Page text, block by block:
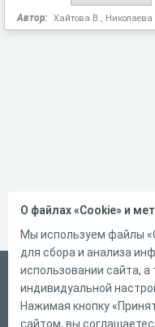
Автор: Хайтова В., Николаева
Русский
Справка
О файлах «Cookie» и
Мы используем файлы
для сбора и анализа
использовании сайта,
индивидуальной
Нажимая кнопку
сайтом, вы